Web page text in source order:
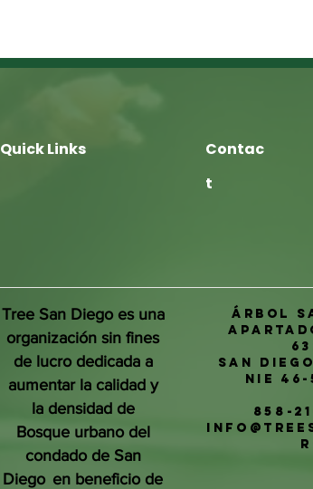
Quick Links
Contac
t
Tree San Diego es una
organización sin fines
de lucro dedicada a
aumentar la calidad y
la densidad de
Bosque urbano del
condado de San
Diego en beneficio de
Árbol
San
NIE 46-
858-